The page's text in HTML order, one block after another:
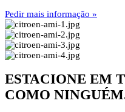
Pedir mais informação »
ESTACIONE EM
COMO